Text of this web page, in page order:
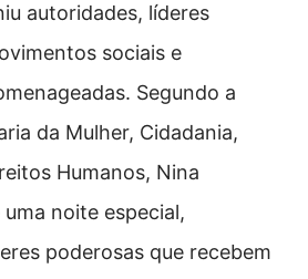
autoridades, líderes
sociais e
Segundo a
da Mulher, Cidadania,
Humanos, Nina
uma noite especial,
poderosas que recebem